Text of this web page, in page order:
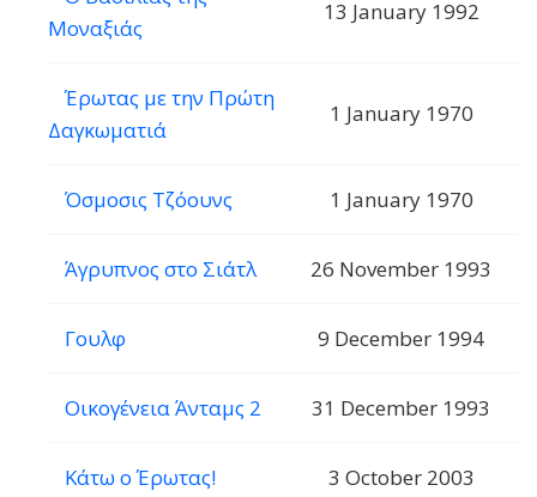
Μοναξιάς
13 January 1992
Έρωτας με την Πρώτη
Δαγκωματιά
1 January 1970
Όσμοσις Τζόουνς 1 January 1970
Άγρυπνος στο Σιάτλ 26 November 1993
Γουλφ 9 December 1994
Οικογένεια Άνταμς 2 31 December 1993
Κάτω ο Έρωτας! 3 October 2003